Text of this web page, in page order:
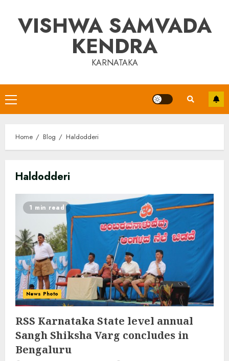
contentVISHWA SAMVADA
KENDRA
KARNATAKA
Primary
Menu
Home Blog Haldodderi
Haldodderi
1 min read
News Photo
RSS Karnataka State level annual
Sangh Shiksha Varg concludes in
Bengaluru